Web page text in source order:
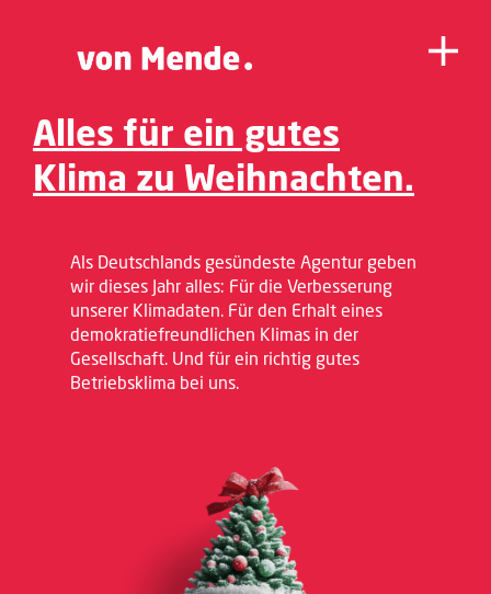
Alles für ein gutes
Klima zu Weihnachten.
Als Deutschlands gesündeste Agentur geben
wir dieses Jahr alles: Für die Verbesserung
unserer Klimadaten. Für den Erhalt eines
demokratiefreundlichen Klimas in der
Gesellschaft. Und für ein richtig gutes
Betriebsklima bei uns.